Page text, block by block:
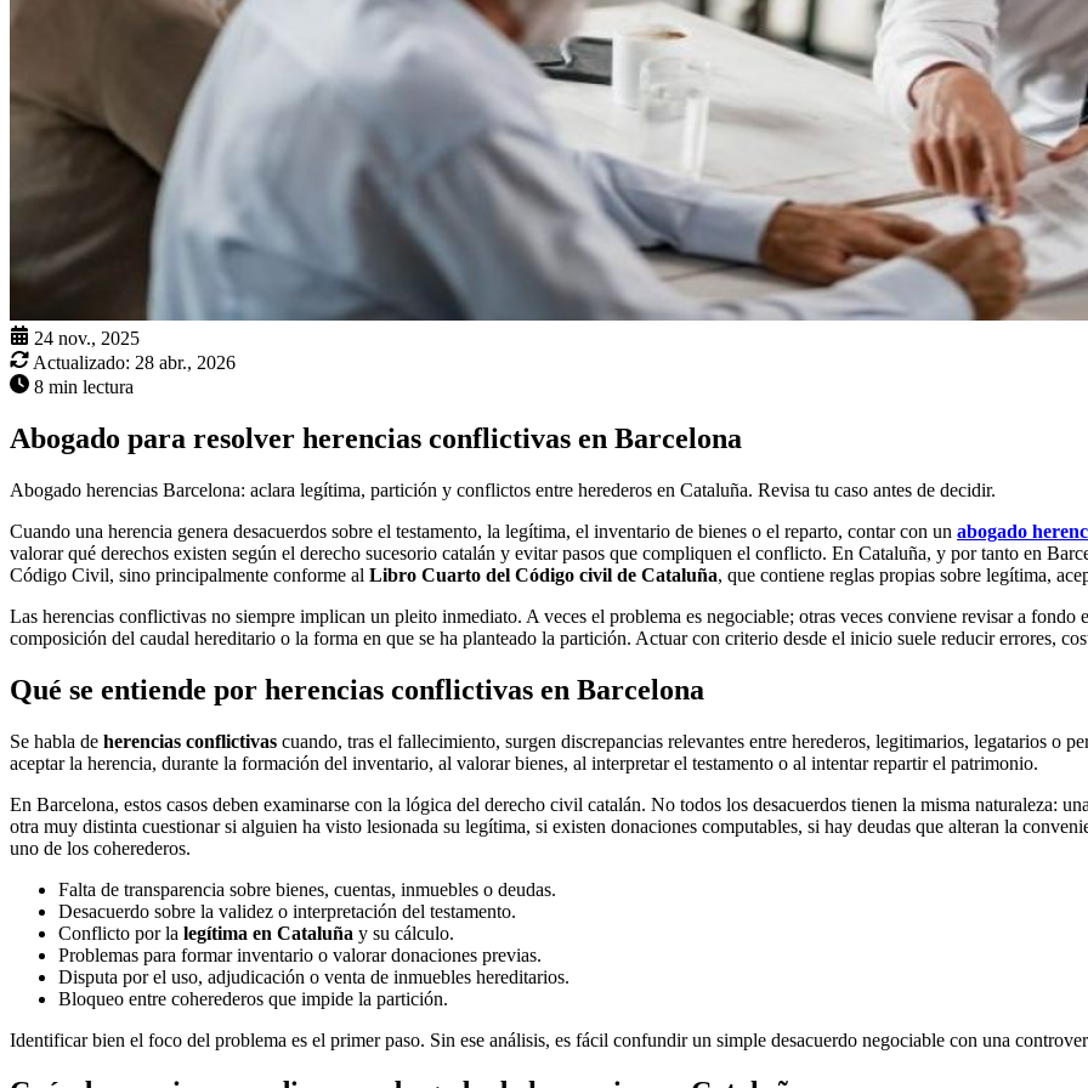
24 nov., 2025
Actualizado: 28 abr., 2026
8 min lectura
Abogado para resolver herencias conflictivas en Barcelona
Abogado herencias Barcelona: aclara legítima, partición y conflictos entre herederos en Cataluña. Revisa tu caso antes de decidir.
Cuando una herencia genera desacuerdos sobre el testamento, la legítima, el inventario de bienes o el reparto, contar con un abogado
valorar qué derechos existen según el derecho sucesorio catalán y evitar pasos que compliquen el conflicto. En Cataluña, y por tanto en
Código Civil, sino principalmente conforme al Libro Cuarto del Código civil de Cataluña, que contiene reglas propias sobre legítima,
Las herencias conflictivas no siempre implican un pleito inmediato. A veces el problema es negociable; otras veces conviene revisar a fondo
composición del caudal hereditario o la forma en que se ha planteado la partición. Actuar con criterio desde el inicio suele reducir errores,
Qué se entiende por herencias conflictivas en Barcelona
Se habla de herencias conflictivas cuando, tras el fallecimiento, surgen discrepancias relevantes entre herederos, legitimarios, legatarios o
aceptar la herencia, durante la formación del inventario, al valorar bienes, al interpretar el testamento o al intentar repartir el patrimonio.
En Barcelona, estos casos deben examinarse con la lógica del derecho civil catalán. No todos los desacuerdos tienen la misma naturaleza:
otra muy distinta cuestionar si alguien ha visto lesionada su legítima, si existen donaciones computables, si hay deudas que alteran la
uno de los coherederos.
Falta de transparencia sobre bienes, cuentas, inmuebles o deudas.
Desacuerdo sobre la validez o interpretación del testamento.
Conflicto por la legítima en Cataluña y su cálculo.
Problemas para formar inventario o valorar donaciones previas.
Disputa por el uso, adjudicación o venta de inmuebles hereditarios.
Bloqueo entre coherederos que impide la partición.
Identificar bien el foco del problema es el primer paso. Sin ese análisis, es fácil confundir un simple desacuerdo negociable con una